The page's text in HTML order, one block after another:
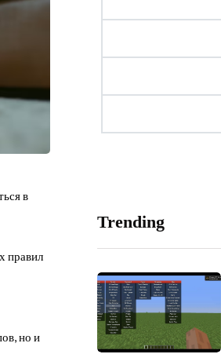
в
правил
но и
Trending